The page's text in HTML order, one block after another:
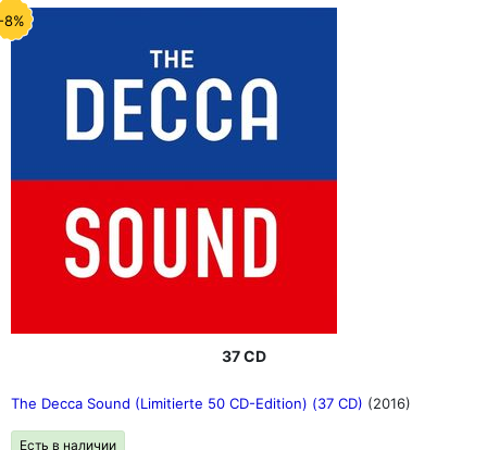
8%
37 CD
The Decca Sound (Limitierte 50 CD-Edition) (37 CD) (2016)
Есть в наличии